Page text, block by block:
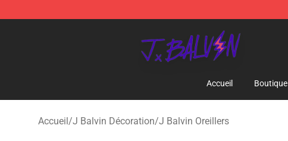
J Balvin Store - Official J Balvin Merchandise Shop
Accueil Boutique
Accueil/J Balvin Décoration/J Balvin Oreillers